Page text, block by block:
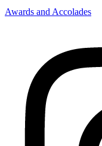
Awards and Accolades